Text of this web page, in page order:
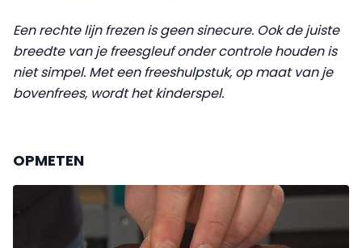
Een rechte lijn frezen is geen sinecure. Ook de juiste
breedte van je freesgleuf onder controle houden is
niet simpel. Met een freeshulpstuk, op maat van je
bovenfrees, wordt het kinderspel.
OPMETEN